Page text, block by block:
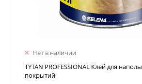
Нет в наличии
TYTAN PROFESSIONAL Клей для
покрытий